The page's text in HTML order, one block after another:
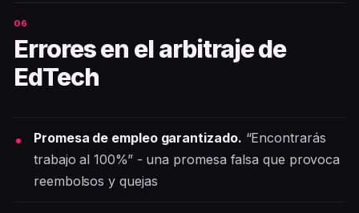
Errores en el arbitraje de
EdTech
Promesa de empleo garantizado. “Encontrarás
trabajo al 100%” - una promesa falsa que provoca
reembolsos y quejas